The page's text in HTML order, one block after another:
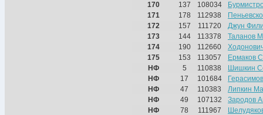
170
137 108034
171
178 112938
172
157 111720
Джун
173
144 113378
Таланов
174
190 112660
175
153 113057
Ермаков
НФ
5 110838
Шишкин
НФ
17 101684
НФ
47 110383
Липкин
НФ
49 107132
Зародов
НФ
78 111967